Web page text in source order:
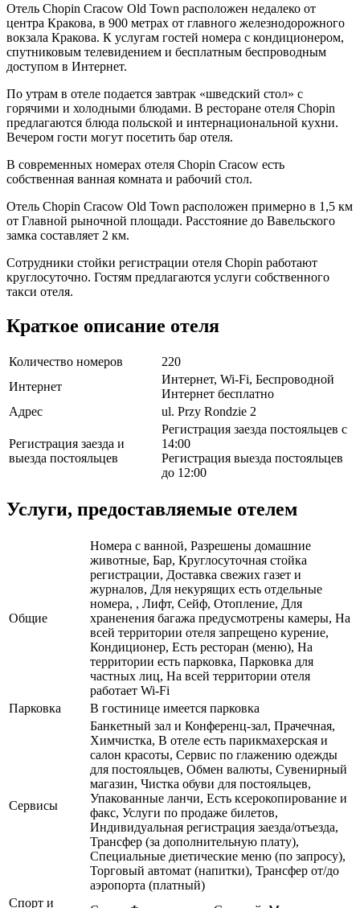
Отель Chopin Cracow Old Town расположен недалеко от
центра Кракова, в 900 метрах от главного железнодорожного
вокзала Кракова. К услугам гостей номера с кондиционером,
спутниковым телевидением и бесплатным беспроводным
доступом в Интернет.
По утрам в отеле подается завтрак «шведский стол» с
горячими и холодными блюдами. В ресторане отеля Chopin
предлагаются блюда польской и интернациональной кухни.
Вечером гости могут посетить бар отеля.
В современных номерах отеля Chopin Cracow есть
собственная ванная комната и рабочий стол.
Отель Chopin Cracow Old Town расположен примерно в 1,5 км
от Главной рыночной площади. Расстояние до Вавельского
замка составляет 2 км.
Сотрудники стойки регистрации отеля Chopin работают
круглосуточно. Гостям предлагаются услуги собственного
такси отеля.
Краткое описание отеля
Количество номеров
220
Интернет
Интернет, Wi-Fi, Беспроводной
Интернет бесплатно
Адрес
ul. Przy Rondzie 2
Регистрация заезда и
выезда постояльцев
Регистрация заезда постояльцев с
14:00
Регистрация выезда постояльцев
до 12:00
Услуги, предоставляемые отелем
Общие
Номера с ванной, Разрешены домашние
животные, Бар, Круглосуточная стойка
регистрации, Доставка свежих газет и
журналов, Для некурящих есть отдельные
номера, , Лифт, Сейф, Отопление, Для
храненения багажа предусмотрены камеры, На
всей территории отеля запрещено курение,
Кондиционер, Есть ресторан (меню), На
территории есть парковка, Парковка для
частных лиц, На всей территории отеля
работает Wi-Fi
Парковка
В гостинице имеется парковка
Сервисы
Банкетный зал и Конференц-зал, Прачечная,
Химчистка, В отеле есть парикмахерская и
салон красоты, Сервис по глажению одежды
для постояльцев, Обмен валюты, Сувенирный
магазин, Чистка обуви для постояльцев,
Упакованные ланчи, Есть ксерокопирование и
факс, Услуги по продаже билетов,
Индивидуальная регистрация заезда/отъезда,
Трансфер (за дополнительную плату),
Специальные диетические меню (по запросу),
Торговый автомат (напитки), Трансфер от/до
аэропорта (платный)
Спорт и